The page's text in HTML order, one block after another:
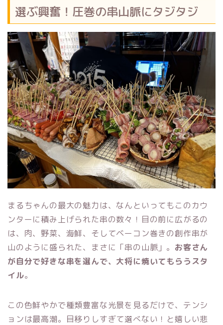
選ぶ興奮！圧巻の串山脈にタジタジ
まるちゃんの最大の魅力は、なんといってもこのカウ
ンターに積み上げられた串の数々！目の前に広がるの
は、肉、野菜、海鮮、そしてベーコン巻きの創作串が
山のように盛られた、まさに「串の山脈」。 お客さん
が自分で好きな串を選んで、大将に焼いてもらうスタ
イル。
この色鮮やかで種類豊富な光景を見るだけで、テンシ
ョンは最高潮。目移りしすぎて選べない！と嬉しい悲